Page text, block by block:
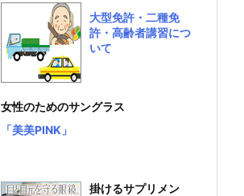
大型免許・二種免
許・高齢者講習につ
いて
女性のためのサングラス
「美美PINK」
掛けるサプリメン